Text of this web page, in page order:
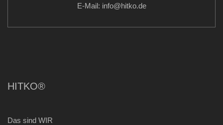
E-Mail: info@hitko.de
HITKO®
Das sind WIR